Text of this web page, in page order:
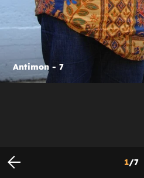
Antimon - 7
1/7